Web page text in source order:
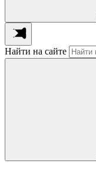
Найти на сайте